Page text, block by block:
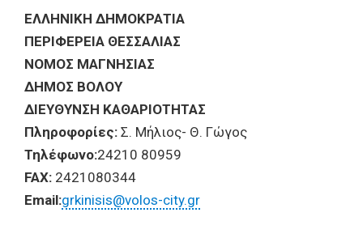
ΕΛΛΗΝΙΚΗ ΔΗΜΟΚΡΑΤΙΑ
ΠΕΡΙΦΕΡΕΙΑ ΘΕΣΣΑΛΙΑΣ
ΝΟΜΟΣ ΜΑΓΝΗΣΙΑΣ
ΔΗΜΟΣ ΒΟΛΟΥ
ΔΙΕΥΘΥΝΣΗ ΚΑΘΑΡΙΟΤΗΤΑΣ
Πληροφορίες: Σ. Μήλιος- Θ. Γώγος
Τηλέφωνο:24210 80959
FAX: 2421080344
Email:grkinisis@volos-city.gr